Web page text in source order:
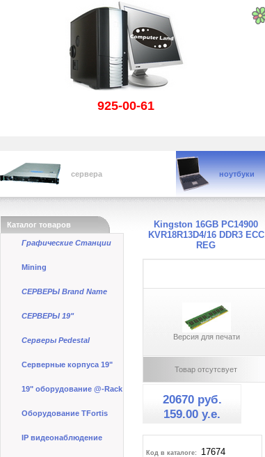
925-00-61
сервера ноутбуки
Каталог товаров
Графические Станции
Mining
СЕРВЕРЫ Brand Name
СЕРВЕРЫ 19"
Серверы Pedestal
Серверные корпуса 19"
19" оборудование @-Rack
Оборудование TFortis
IP видеонаблюдение
Kingston 16GB PC14900
KVR18R13D4/16 DDR3 ECC
REG
Версия для печати
Товар отсутсвует
20670 руб.
159.00 y.e.
Код в каталоге: